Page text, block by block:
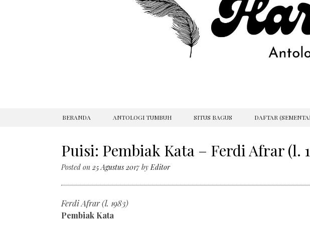
SKIP
BERANDA ANTOLOGI TUMBUH SITUS BAGUS DAFTAR
Puisi: Pembiak Kata – Ferdi Afrar (l.
Posted on 25 Agustus 2017byEditor
Ferdi Afrar (l. 1983)
Pembiak Kata